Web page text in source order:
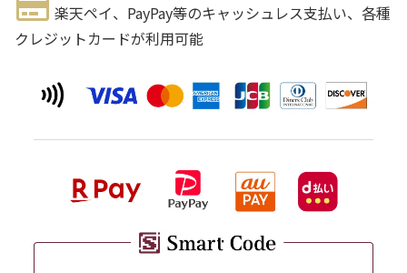
楽天ペイ、PayPay等のキャッシュレス支払い、各種
クレジットカードが利用可能